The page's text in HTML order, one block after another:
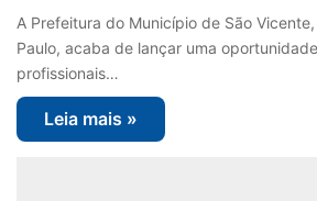
A Prefeitura do Município de São
Paulo, acaba de lançar uma
profissionais…
Leia mais »